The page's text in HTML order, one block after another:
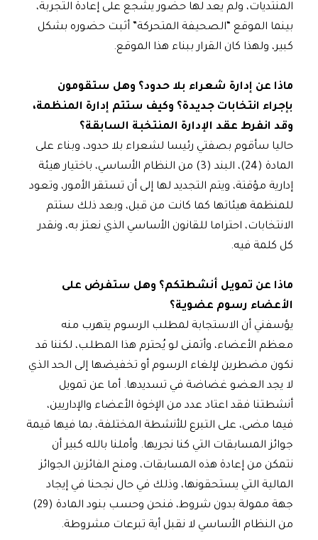
المنتديات، ولم يعد لها حضور يشجع على إعادة التجربة،
بينما الموقع “الصحيفة المتحركة” أثبت حضوره بشكل
كبير، ولهذا كان القرار ببناء هذا الموقع.
ماذا عن إدارة شعراء بلا حدود؟ وهل ستقومون
بإجراء انتخابات جديدة؟ وكيف ستتم إدارة المنظمة،
وقد انفرط عقد الإدارة المنتخبة السابقة؟
حاليا سأقوم بصفتي رئيسا لشعراء بلا حدود، وبناء على
المادة (24)، البند (3) من النظام الأساسي، باختيار هيئة
إدارية مؤقتة، ويتم التجديد لها إلى أن تستقر الأمور، وتعود
للمنظمة هيئاتها كما كانت من قبل، وبعد ذلك ستتم
الانتخابات، احتراما للقانون الأساسي الذي نعتز به، ونقدر
كل كلمة فيه.
ماذا عن تمويل أنشطتكم؟ وهل ستفرض على
الأعضاء رسوم عضوية؟
يؤسفني أن الاستجابة لمطلب الرسوم يتهرب منه
معظم الأعضاء، وأتمنى لو يُحترم هذا المطلب، لكننا قد
نكون مضطرين لإلغاء الرسوم أو تخفيضها إلى الحد الذي
لا يجد العضو غضاضة في تسديدها. أما عن تمويل
أنشطتنا فقد اعتاد عدد من الإخوة الأعضاء والإداريين،
فيما مضى، على التبرع للأنشطة المختلفة، بما فيها قيمة
جوائز المسابقات التي كنا نجريها. وأملنا بالله كبير أن
نتمكن من إعادة هذه المسابقات، ومنح الفائزين الجوائز
المالية التي يستحقونها، وذلك في حال نجحنا في إيجاد
جهة ممولة بدون شروط، فنحن وحسب بنود المادة (29)
من النظام الأساسي لا نقبل أية تبرعات مشروطة.